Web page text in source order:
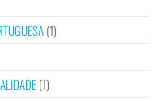
(1)
(1)